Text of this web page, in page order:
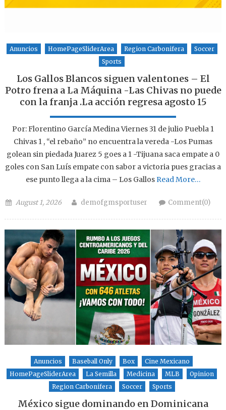
Anuncios HomePageSliderArea Region Carbonifera
Soccer
Sports
Los Gallos Blancos siguen valentones – El
Potro frena a La Máquina -Las Chivas no puede
con la franja .La acción regresa agosto 15
Por: Florentino García Medina Viernes 31 de julio Puebla 1
Chivas 1 , “el rebaño” no encuentra la vereda -Los Pumas
golean sin piedada Juarez 5 goes a 1 -Tijuana saca empate a 0
goles con San Luís empate con sabor a victoria pues gracias a
ese punto llega a la cima – Los GallosRead More…
Posted on
August 1, 2026 Author
demofgmsportuser Comment(0)
Anuncios Baseball Only Box
Cine Mexicano
HomePageSliderArea
La Semilla Medicina MLB
Opinion
Region Carbonifera
Soccer Sports
México sigue dominando en Dominicana